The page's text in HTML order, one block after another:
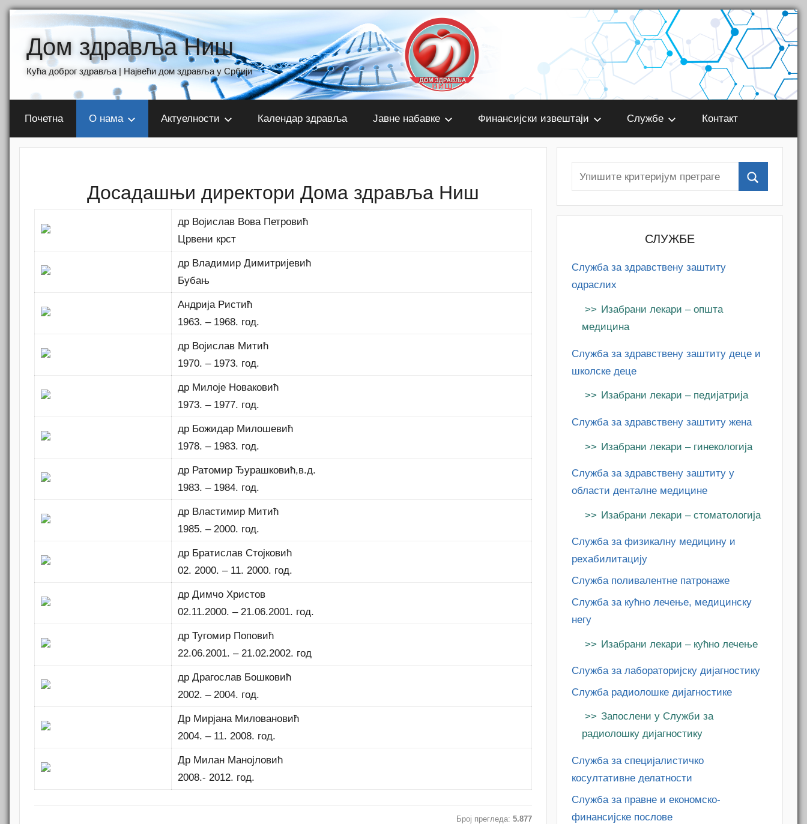
content
Дом здравља Ниш
Кућа доброг здравља | Највећи дом здравља у Србији
Почетна О нама Актуелности Календар здравља Јавне набавке Финансијски извештаји Службе Контакт
Досадашњи директори Дома здравља Ниш
др Војислав Вова Петровић
Црвени крст
др Владимир Димитријевић
Бубањ
Андрија Ристић
1963. – 1968. год.
др Војислав Митић
1970. – 1973. год.
др Милоје Новаковић
1973. – 1977. год.
др Божидар Милошевић
1978. – 1983. год.
др Ратомир Ђурашковић,в.д.
1983. – 1984. год.
др Властимир Митић
1985. – 2000. год.
др Братислав Стојковић
02. 2000. – 11. 2000. год.
др Димчо Христов
02.11.2000. – 21.06.2001. год.
др Тугомир Поповић
22.06.2001. – 21.02.2002. год
др Драгослав Бошковић
2002. – 2004. год.
Др Мирјана Миловановић
2004. – 11. 2008. год.
Др Милан Манојловић
2008.- 2012. год.
Број прегледа: 5.877
СЛУЖБЕ
Служба за здравствену заштиту
одраслих
Изабрани лекари – општа
медицина
Служба за здравствену заштиту деце и
школске деце
Изабрани лекари – педијатрија
Служба за здравствену заштиту жена
Изабрани лекари – гинекологија
Служба за здравствену заштиту у
области денталне медицине
Изабрани лекари – стоматологија
Служба за физикалну медицину и
рехабилитацију
Служба поливалентне патронаже
Служба за кућно лечење, медицинску
негу
Изабрани лекари – кућно лечење
Служба за лабораторијску дијагностику
Служба радиолошке дијагностике
Запослени у Служби за
радиолошку дијагностику
Служба за специјалистичко
косултативне делатности
Служба за правне и економско-
финансијске послове